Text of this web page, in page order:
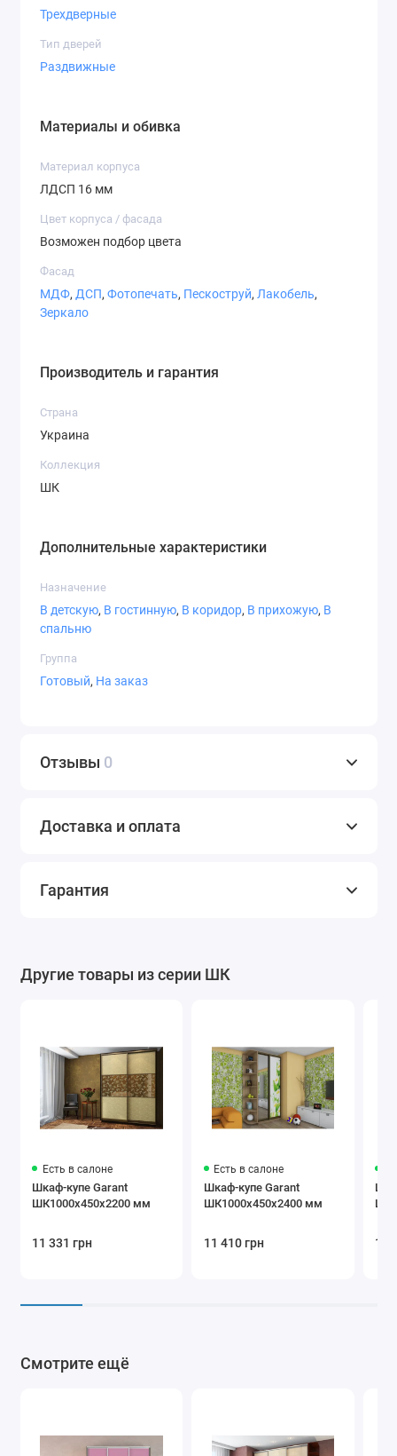
Венге магия
Пленка Oracal
010 Белый
090
312 Бургунди
Лакобель
7031 морской 9005 черный
1236
кофейный
Трехдверные
Тип дверей
Раздвижные
Материалы и обивка
Материал корпуса
ЛДСП 16 мм
Цвет корпуса / фасада
Возможен подбор цвета
Фасад
МДФ, ДСП, Фотопечать, Пескоструй, Лакобель,
Зеркало
Производитель и гарантия
Страна
Украина
Коллекция
ШК
Дополнительные характеристики
Назначение
В детскую, В гостинную, В коридор, В прихожую, В
спальню
Группа
Готовый, На заказ
Отзывы 0
Доставка и оплата
Гарантия
Другие товары из серии ШК
Есть в салоне
Шкаф-купе Garant
ШК1000х450х2200 мм
11 331 грн
Есть в салоне
Шкаф-купе Garant
ШК1000х450х2400 мм
11 410 грн 12
Смотрите ещё